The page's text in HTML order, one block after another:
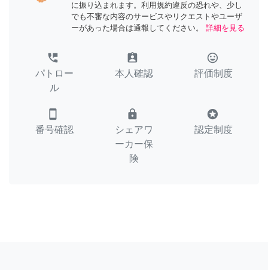
に振り込まれます。利用規約違反の恐れや、少し
でも不審な内容のサービスやリクエストやユーザ
ーがあった場合は通報してください。
詳細を見る
perm_phone_msg
パトロー
ル
assignment_ind
本人確認
tag_faces
評価制度
smartphone
番号確認
lock
シェアワ
ーカー保
険
stars
認定制度